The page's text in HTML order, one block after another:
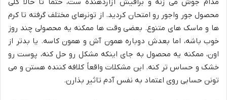
محصول جور واجور رو امتحان کردید. از تونرهای مختلف گرفته تا کرم
ها و ماسک های متنوع. بعضی وقت ها ممکنه یه محصولی چند روز
خوب باشه، اما بعدش دوباره همون آش و همون کاسه. یا بدتر از
اون، ممکنه یه محصول به جای اینکه مشکل رو حل کنه، پوست رو
خشک و حساس تر کنه. این مشکلات واقعاً کلافه کننده هستن و می
تونن حسابی روی اعتماد به نفس آدم تاثیر بذارن.